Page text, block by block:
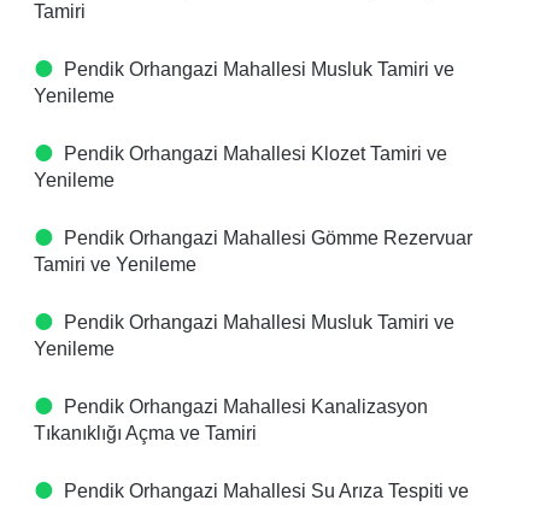
Tamiri
Pendik Orhangazi Mahallesi Musluk Tamiri ve
Yenileme
Pendik Orhangazi Mahallesi Klozet Tamiri ve
Yenileme
Pendik Orhangazi Mahallesi Gömme Rezervuar
Tamiri ve Yenileme
Pendik Orhangazi Mahallesi Musluk Tamiri ve
Yenileme
Pendik Orhangazi Mahallesi Kanalizasyon
Tıkanıklığı Açma ve Tamiri
Pendik Orhangazi Mahallesi Su Arıza Tespiti ve